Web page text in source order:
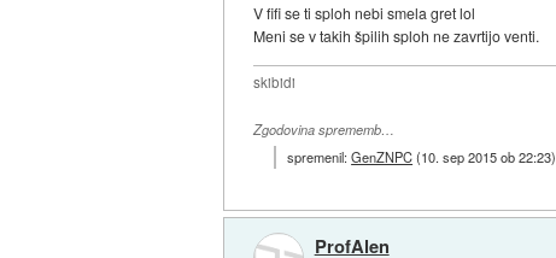
V fifi se ti sploh nebi smela gret lol
Meni se v takih špilih sploh ne zavrtijo venti.
skibidi
Zgodovina sprememb…
spremenil:GenZNPC(10. sep 2015 ob 22:23)
ProfAlen